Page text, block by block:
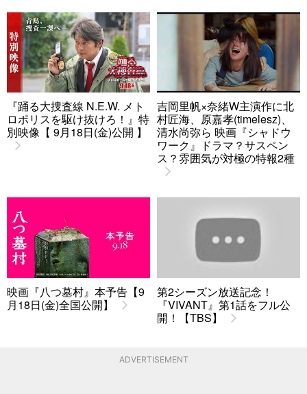
『踊る大捜査線 N.E.W. メト
ロポリスを駆け抜けろ！』特
別映像【 9月18日(金)公開 】
吉岡里帆×奈緒W主演作に北
村匠海、原嘉孝(timelesz)、
清水尚弥ら 映画『シャドウ
ワーク』ドラマ？サスペン
ス？雰囲気が対極の特報2種
映画『八つ墓村』本予告【9
月18日(金)全国公開】
第2シーズン放送記念！
『VIVANT』第1話をフル公
開！【TBS】
ADVERTISEMENT